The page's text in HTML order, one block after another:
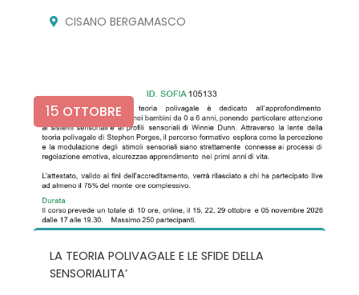
CISANO BERGAMASCO
15 OTTOBRE
LA TEORIA POLIVAGALE E LE SFIDE DELLA
SENSORIALITA’